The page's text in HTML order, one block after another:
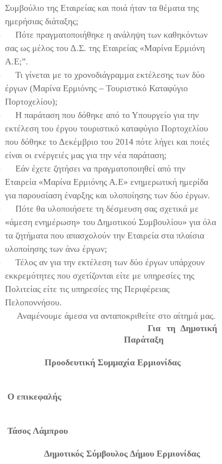
Συμβούλιο της Εταιρείας και ποιά ήταν τα θέματα της
ημερήσιας διάταξης;
Πότε πραγματοποιήθηκε η ανάληψη των καθηκόντων
σας ως μέλος του Δ.Σ. της Εταιρείας «Μαρίνα Ερμιόνη
Α.Ε;”.
Τι γίνεται με το χρονοδιάγραμμα εκτέλεσης των δύο
έργων (Μαρίνα Ερμιόνης – Τουριστικό Καταφύγιο
Πορτοχελίου);
Η παράταση που δόθηκε από το Υπουργείο για την
εκτέλεση του έργου τουριστικό καταφύγιο Πορτοχελίου
που δόθηκε το Δεκέμβριο του 2014 πότε λήγει και ποιές
είναι οι ενέργειές μας για την νέα παράταση;
Εάν έχετε ζητήσει να πραγματοποιηθεί από την
Εταιρεία «Μαρίνα Ερμιόνης Α.Ε» ενημερωτική ημερίδα
για παρουσίαση έναρξης και υλοποίησης των δύο έργων.
Πότε θα υλοποιήσετε τη δέσμευση σας σχετικά με
«άμεση ενημέρωση» του Δημοτικού Συμβουλίου» για όλα
τα ζητήματα που απασχολούν την Εταιρεία στα πλαίσια
υλοποίησης των άνω έργων;
Τέλος αν για την εκτέλεση των δύο έργων υπάρχουν
εκκρεμότητες που σχετίζονται είτε με υπηρεσίες της
Πολιτείας είτε τις υπηρεσίες της Περιφέρειας
Πελοποννήσου.
Αναμένουμε άμεσα να ανταποκριθείτε στο αίτημά μας.
Για τη Δημοτική
Παράταξη
Προοδευτική Συμμαχία Ερμιονίδας
Ο επικεφαλής
Τάσος Λάμπρου
Δημοτικός Σύμβουλος Δήμου Ερμιονίδας